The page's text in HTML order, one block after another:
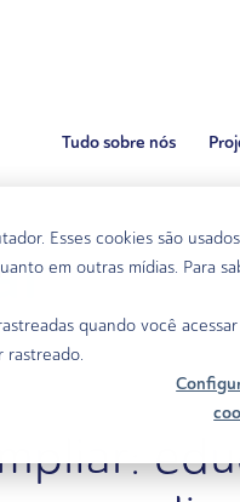
Esses cookies são
em outras mídias. Para
quando você
rastreado.
Tudo sobre nós